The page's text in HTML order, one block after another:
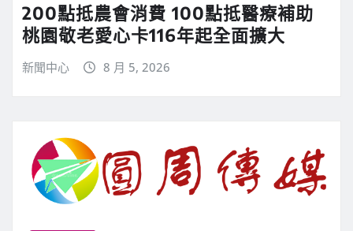
200點抵農會消費 100點抵醫療補助
桃園敬老愛心卡116年起全面擴大
新聞中心 8 月 5, 2026